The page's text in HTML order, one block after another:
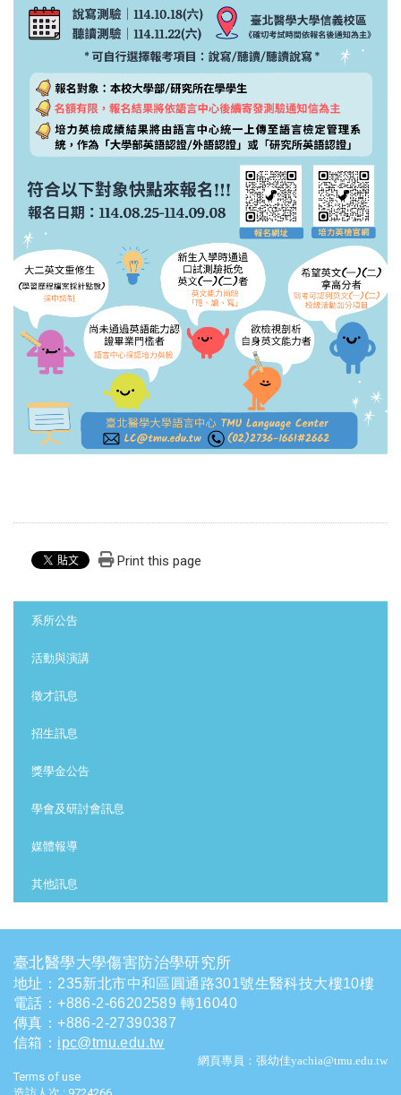
Print this page
系所公告
活動與演講
徵才訊息
招生訊息
獎學金公告
學會及研討會訊息
媒體報導
其他訊息
臺北醫學大學傷害防治學研究所
地址：235新北市中和區圓通路301號生醫科技大樓10樓
電話 ：+886-2-66202589 轉16040
傳真：+886-2-27390387
信箱 ： ipc@tmu.edu.tw
網頁專員：張幼佳yachia@tmu.edu.tw
Terms of use